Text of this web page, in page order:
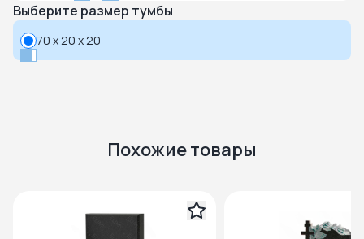
Выберите размер тумбы
70 x 20 x 20
Похожие товары